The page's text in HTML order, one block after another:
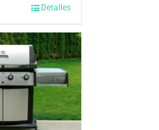
Detalles